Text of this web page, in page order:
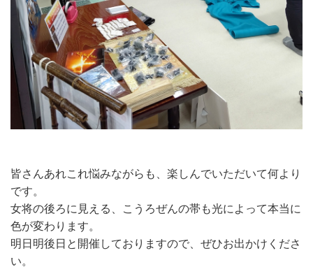
皆さんあれこれ悩みながらも、楽しんでいただいて何より
です。
女将の後ろに見える、こうろぜんの帯も光によって本当に
色が変わります。
明日明後日と開催しておりますので、ぜひお出かけくださ
い。